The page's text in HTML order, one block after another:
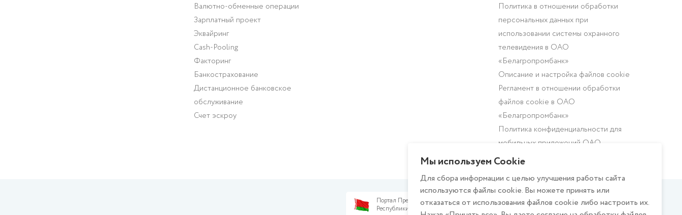
Валютно-обменные операции
Зарплатный проект
Эквайринг
Cash-Pooling
Факторинг
Банкострахование
Дистанционное банковское
обслуживание
Счет эскроу
Политика в отношении обработки
персональных данных при
использовании системы охранного
телевидения в ОАО
«Белагропромбанк»
Описание и настройка файлов cookie
Регламент в отношении обработки
файлов cookie в ОАО
«Белагропромбанк»
Политика конфиденциальности для
мобильных приложений ОАО
«Белагропромбанк»
Портал Президента
Республики Беларусь
Национальный Банк
Республики Беларусь
Год белорусской
Мы используем Cookie
Для сбора информации с целью улучшения работы сайта
используются файлы cookie. Вы можете принять или
отказаться от использования файлов cookie либо настроить их.